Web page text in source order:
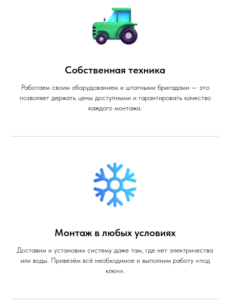
Собственная техника
Работаем своим оборудованием и штатными бригадами — это
позволяет держать цены доступными и гарантировать качество
каждого монтажа.
Монтаж в любых условиях
Доставим и установим систему даже там, где нет электричества
или воды. Привезём всё необходимое и выполним работу «под
ключ».